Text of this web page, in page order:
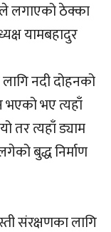
लगाएको ठेक्का
यामबहादुर
नदी दोहनको
भए त्यहाँ
तर त्यहाँ ड्याम
बुद्ध निर्माण
संरक्षणका लागि